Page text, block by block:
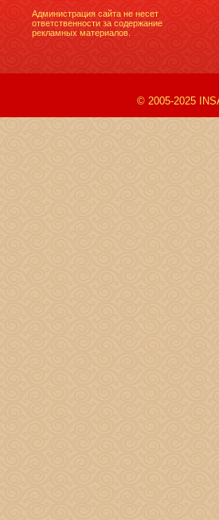
Администрация сайта не несет
ответственности за содержание
рекламных материалов.
© 2005-2025